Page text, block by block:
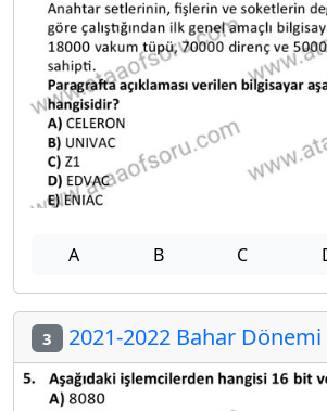
A B C
3 2021-2022 Bahar Dönemi